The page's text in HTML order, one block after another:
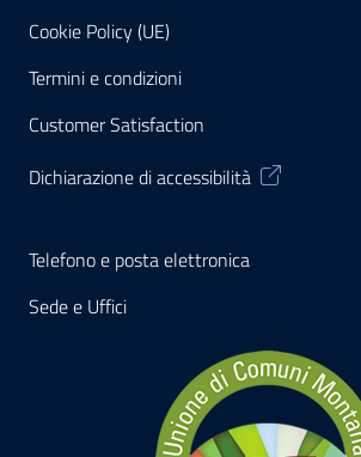
Cookie Policy (UE)
Termini e condizioni
Customer Satisfaction
Dichiarazione di accessibilità
Telefono e posta elettronica
Sede e Uffici